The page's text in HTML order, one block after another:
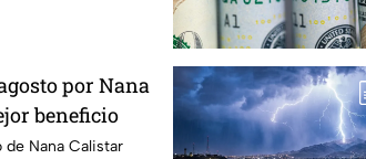
por Nana
beneficio
de Nana Calistar